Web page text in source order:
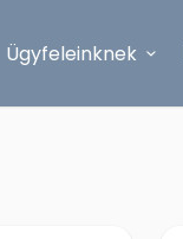
Ügyfeleinknek